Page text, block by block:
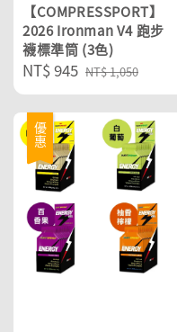
【COMPRESSPORT】
2026 Ironman V4 跑步
襪標準筒 (3色)
Sale
price
NT$ 945 Regular
price
NT$ 1,050
優惠